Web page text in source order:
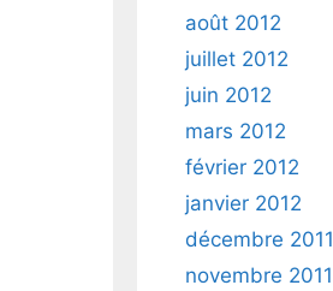
août 2012
juillet 2012
juin 2012
mars 2012
février 2012
janvier 2012
décembre 2011
novembre 2011